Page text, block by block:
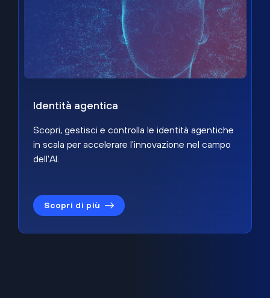
Identità agentica
Scopri, gestisci e controlla le identità agentiche
in scala per accelerare l'innovazione nel campo
dell'AI.
Scopri di più